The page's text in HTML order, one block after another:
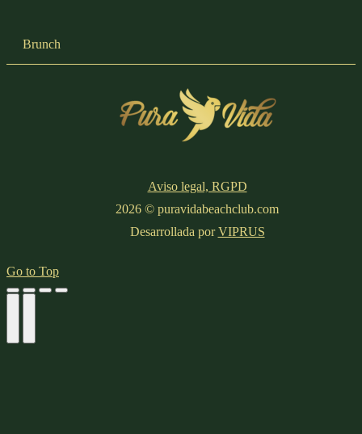
Brunch
Aviso legal, RGPD
2026 © puravidabeachclub.com
Desarrollada porVIPRUS
Go to Top